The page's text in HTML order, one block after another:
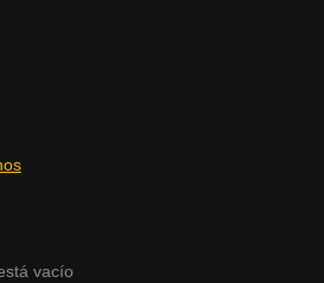
vacío